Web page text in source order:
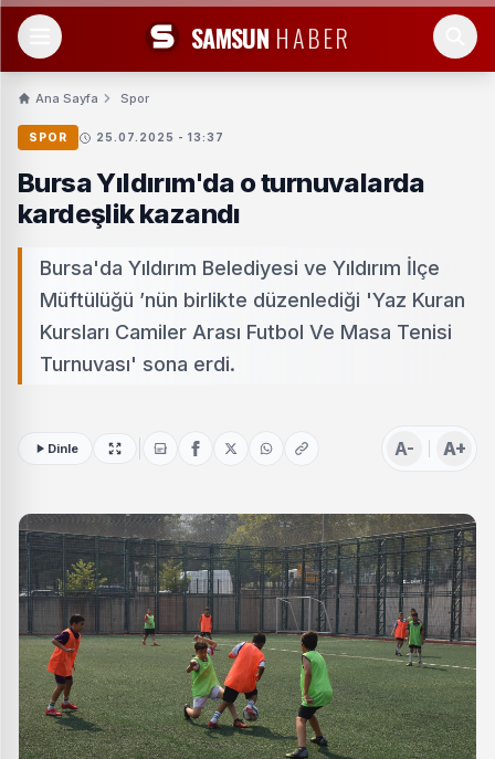
SAMSUN HABER
Ana Sayfa Spor
SPOR 25.07.2025 - 13:37
Bursa Yıldırım'da o turnuvalarda
kardeşlik kazandı
Bursa'da Yıldırım Belediyesi ve Yıldırım İlçe
Müftülüğü ’nün birlikte düzenlediği 'Yaz Kuran
Kursları Camiler Arası Futbol Ve Masa Tenisi
Turnuvası' sona erdi.
Dinle A- A+